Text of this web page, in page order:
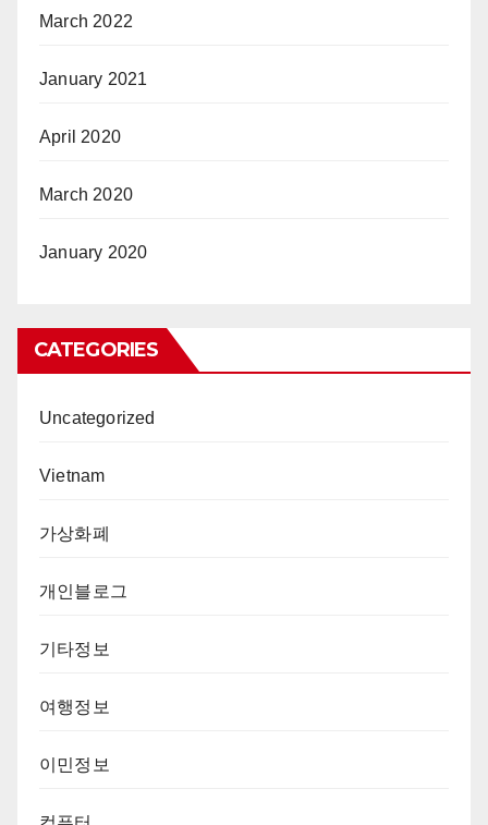
March 2022
January 2021
April 2020
March 2020
January 2020
CATEGORIES
Uncategorized
Vietnam
가상화폐
개인블로그
기타정보
여행정보
이민정보